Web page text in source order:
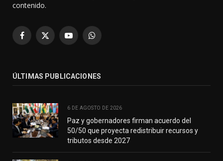
contenido.
Facebook
X
YouTubeWhatsApp
ÚLTIMAS PUBLICACIONES
6 DE AGOSTO DE 2026
Paz y gobernadores firman acuerdo del
50/50 que proyecta redistribuir recursos y
tributos desde 2027